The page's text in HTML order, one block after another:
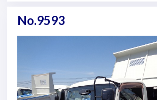
No.9593